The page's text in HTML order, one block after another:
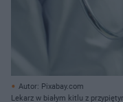
Autor: Pixabay.com
Lekarz w białym kitlu z